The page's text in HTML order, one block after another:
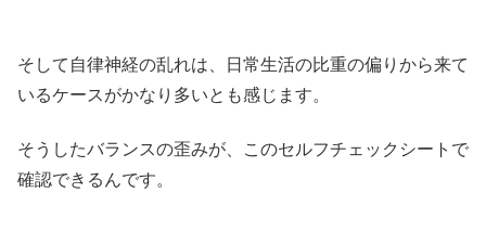
そして自律神経の乱れは、日常生活の比重の偏りから来て
いるケースがかなり多いとも感じます。
そうしたバランスの歪みが、このセルフチェックシートで
確認できるんです。